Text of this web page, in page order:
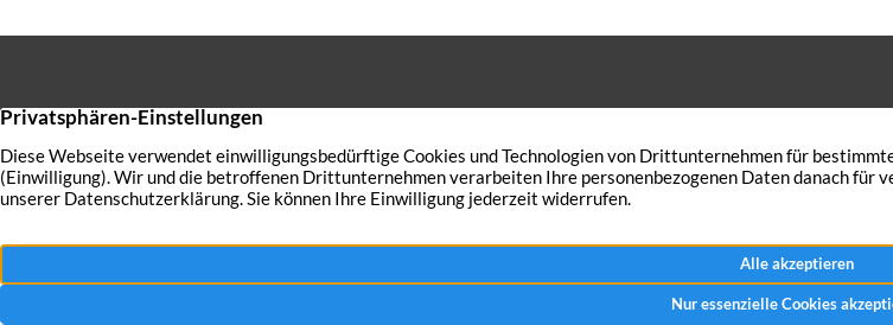
Sie haben den Wunsch Ihre Immobilie zu
verkaufen? Traumimmobilien-NRW verkauft
auch Ihre Immobilie in kürzester Zeit – zum